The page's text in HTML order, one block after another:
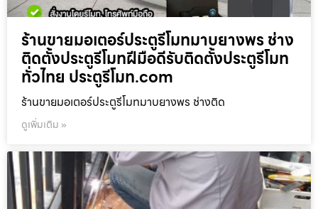
ร้านขายมอเตอร์ประตูรีโมทมาบยางพร ช่าง
ติดตั้งประตูรีโมทฝีมือดีรับติดตั้งประตูรีโมท
ทั่วไทย ประตูรีโมท.com
ร้านขายมอเตอร์ประตูรีโมทมาบยางพร ช่างติด
ดูเพิ่มเติม »